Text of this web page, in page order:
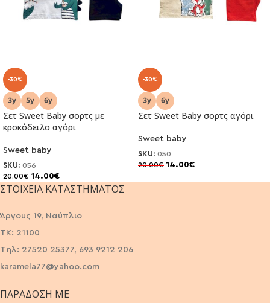
-30%
Σετ Sweet Baby σορτς με
κροκόδειλο αγόρι
Sweet baby
SKU: 056
20.00€ 14.00€
-30%
Σετ Sweet Baby σορτς αγόρι
Sweet baby
SKU: 050
20.00€ 14.00€
ΣΤΟΙΧΕΊΑ ΚΑΤΑΣΤΉΜΑΤΟΣ
Άργους 19, Ναύπλιο
ΤΚ: 21100
Τηλ: 27520 25377, 693 9212 206
karamela77@yahoo.com
ΠΑΡΆΔΟΣΗ ΜΕ